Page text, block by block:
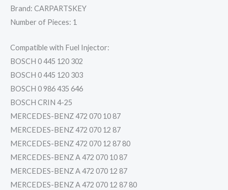
Brand: CARPARTSKEY
Number of Pieces: 1
Compatible with Fuel Injector:
BOSCH 0 445 120 302
BOSCH 0 445 120 303
BOSCH 0 986 435 646
BOSCH CRIN 4-25
MERCEDES-BENZ 472 070 10 87
MERCEDES-BENZ 472 070 12 87
MERCEDES-BENZ 472 070 12 87 80
MERCEDES-BENZ A 472 070 10 87
MERCEDES-BENZ A 472 070 12 87
MERCEDES-BENZ A 472 070 12 87 80